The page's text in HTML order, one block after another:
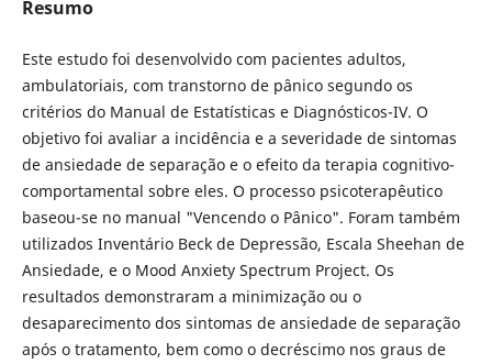
Resumo
Este estudo foi desenvolvido com pacientes adultos,
ambulatoriais, com transtorno de pânico segundo os
critérios do Manual de Estatísticas e Diagnósticos-IV. O
objetivo foi avaliar a incidência e a severidade de sintomas
de ansiedade de separação e o efeito da terapia cognitivo-
comportamental sobre eles. O processo psicoterapêutico
baseou-se no manual "Vencendo o Pânico". Foram também
utilizados Inventário Beck de Depressão, Escala Sheehan de
Ansiedade, e o Mood Anxiety Spectrum Project. Os
resultados demonstraram a minimização ou o
desaparecimento dos sintomas de ansiedade de separação
após o tratamento, bem como o decréscimo nos graus de